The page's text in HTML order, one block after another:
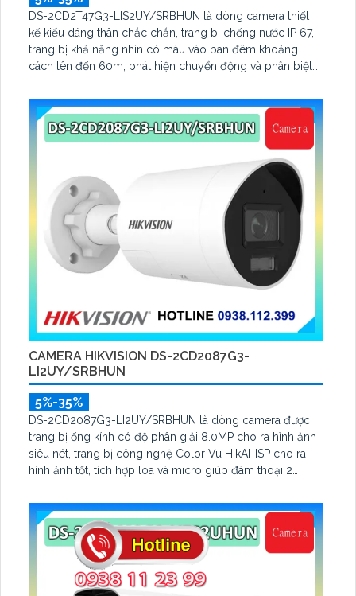
DS-2CD2T47G3-LIS2UY/SRBHUN là dòng camera thiết
kế kiểu dáng thân chắc chắn, trang bị chống nước IP 67,
trang bị khả năng nhìn có màu vào ban đêm khoảng
cách lên đến 60m, phát hiện chuyển động và phân biệt
CAMERA HIKVISION DS-2CD2087G3-
LI2UY/SRBHUN
5%-35%
DS-2CD2087G3-LI2UY/SRBHUN là dòng camera được
trang bị ống kính có độ phân giải 8.0MP cho ra hình ảnh
siêu nét, trang bị công nghệ Color Vu HikAI-ISP cho ra
hình ảnh tốt, tích hợp loa và micro giúp đàm thoại 2